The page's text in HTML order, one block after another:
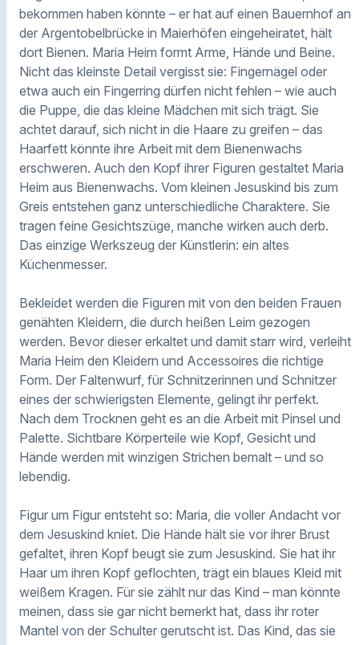
bekommen haben könnte – er hat auf einen Bauernhof an
der Argentobelbrücke in Maierhöfen eingeheiratet, hält
dort Bienen. Maria Heim formt Arme, Hände und Beine.
Nicht das kleinste Detail vergisst sie: Fingernägel oder
etwa auch ein Fingerring dürfen nicht fehlen – wie auch
die Puppe, die das kleine Mädchen mit sich trägt. Sie
achtet darauf, sich nicht in die Haare zu greifen – das
Haarfett könnte ihre Arbeit mit dem Bienenwachs
erschweren. Auch den Kopf ihrer Figuren gestaltet Maria
Heim aus Bienenwachs. Vom kleinen Jesuskind bis zum
Greis entstehen ganz unterschiedliche Charaktere. Sie
tragen feine Gesichtszüge, manche wirken auch derb.
Das einzige Werkszeug der Künstlerin: ein altes
Küchenmesser.
Bekleidet werden die Figuren mit von den beiden Frauen
genähten Kleidern, die durch heißen Leim gezogen
werden. Bevor dieser erkaltet und damit starr wird, verleiht
Maria Heim den Kleidern und Accessoires die richtige
Form. Der Faltenwurf, für Schnitzerinnen und Schnitzer
eines der schwierigsten Elemente, gelingt ihr perfekt.
Nach dem Trocknen geht es an die Arbeit mit Pinsel und
Palette. Sichtbare Körperteile wie Kopf, Gesicht und
Hände werden mit winzigen Strichen bemalt – und so
lebendig.
Figur um Figur entsteht so: Maria, die voller Andacht vor
dem Jesuskind kniet. Die Hände hält sie vor ihrer Brust
gefaltet, ihren Kopf beugt sie zum Jesuskind. Sie hat ihr
Haar um ihren Kopf geflochten, trägt ein blaues Kleid mit
weißem Kragen. Für sie zählt nur das Kind – man könnte
meinen, dass sie gar nicht bemerkt hat, dass ihr roter
Mantel von der Schulter gerutscht ist. Das Kind, das sie